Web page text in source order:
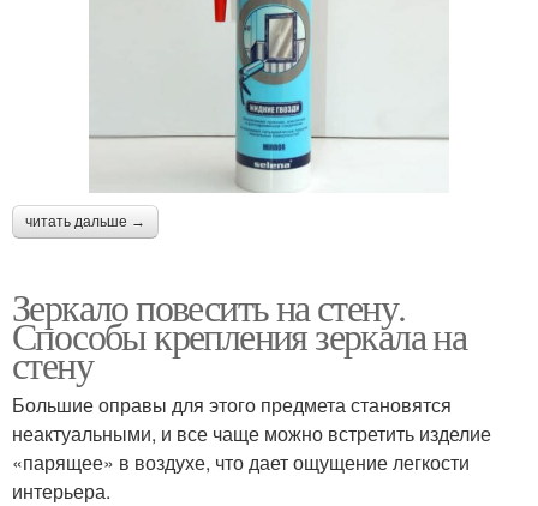
читать дальше →
Зеркало повесить на стену.
Способы крепления зеркала на
стену
Большие оправы для этого предмета становятся
неактуальными, и все чаще можно встретить изделие
«парящее» в воздухе, что дает ощущение легкости
интерьера.